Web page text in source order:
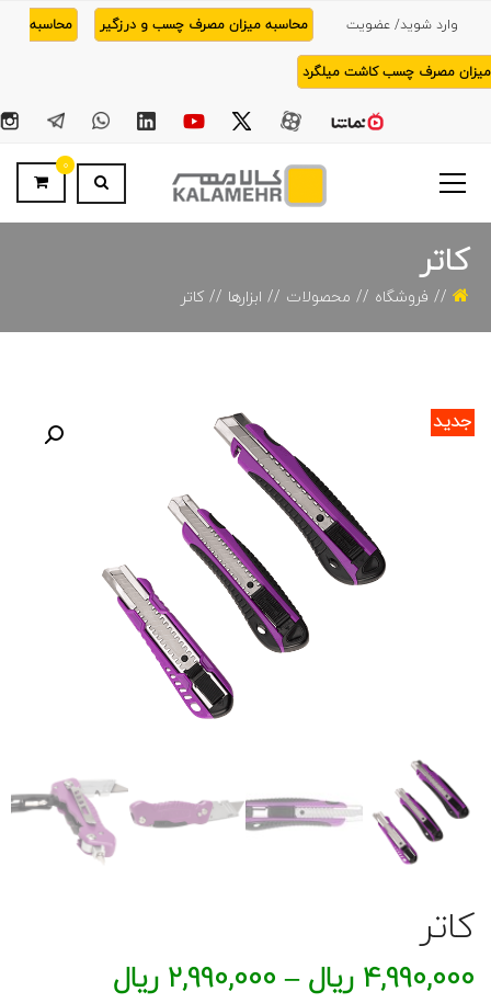
وارد شوید/ عضویت محاسبه میزان مصرف چسب و درزگیر محاسبه
میزان مصرف چسب کاشت میلگرد
0
کاتر
فروشگاه محصولات ابزارها کاتر
جدید
کاتر
4,990,000 ریال –
2,990,000 ریال